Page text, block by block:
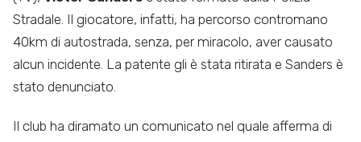
Stradale. Il giocatore, infatti, ha percorso contromano
40km di autostrada, senza, per miracolo, aver causato
alcun incidente. La patente gli è stata ritirata e Sanders è
stato denunciato.
Il club ha diramato un comunicato nel quale afferma di